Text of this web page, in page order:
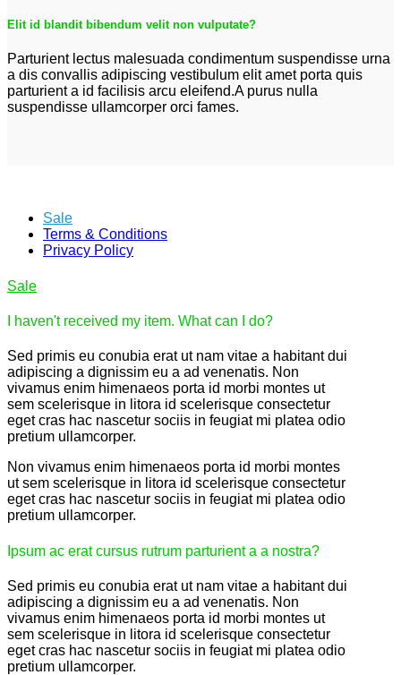
Elit id blandit bibendum velit non vulputate?
Parturient lectus malesuada condimentum suspendisse urna
a dis convallis adipiscing vestibulum elit amet porta quis
parturient a id facilisis arcu eleifend.A purus nulla
suspendisse ullamcorper orci fames.
Sale
Terms & Conditions
Privacy Policy
Sale
I haven't received my item. What can I do?
Sed primis eu conubia erat ut nam vitae a habitant dui
adipiscing a dignissim eu a ad venenatis. Non
vivamus enim himenaeos porta id morbi montes ut
sem scelerisque in litora id scelerisque consectetur
eget cras hac nascetur sociis in feugiat mi platea odio
pretium ullamcorper.
Non vivamus enim himenaeos porta id morbi montes
ut sem scelerisque in litora id scelerisque consectetur
eget cras hac nascetur sociis in feugiat mi platea odio
pretium ullamcorper.
Ipsum ac erat cursus rutrum parturient a a nostra?
Sed primis eu conubia erat ut nam vitae a habitant dui
adipiscing a dignissim eu a ad venenatis. Non
vivamus enim himenaeos porta id morbi montes ut
sem scelerisque in litora id scelerisque consectetur
eget cras hac nascetur sociis in feugiat mi platea odio
pretium ullamcorper.